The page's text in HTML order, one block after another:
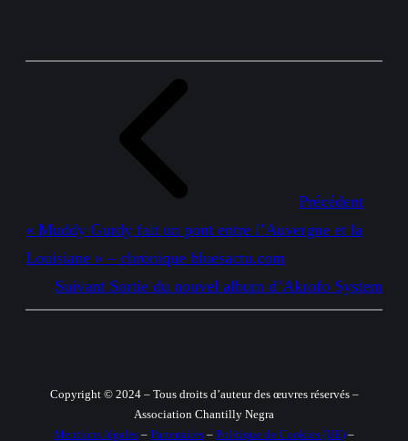
Précédent
« Muddy Gurdy fait un pont entre l’Auvergne et la
Louisiane » – chronique bluesactu.com
Suivant Sortie du nouvel album d’Akrofo System
Copyright © 2024 – Tous droits d’auteur des œuvres réservés –
Association Chantilly Negra
Mentions légales – Partenaires – Politique de Cookies (UE) –